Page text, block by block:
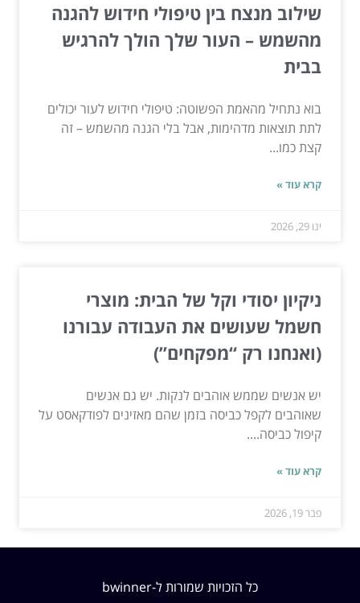
שילוב מנצח בין טיפולי חידוש להגנה
מהשמש – העור שלך הולך להרגיש
בבית
בוא נתחיל מהאמת הפשוטה: טיפולי חידוש לעור יכולים
לתת תוצאות מדהימות, אבל בלי הגנה מהשמש – זה
קצת כמו...
קרא עוד »
ינו 29, 2026
ניקיון יסודי וקל של הבית: מוצרי
חשמל שעושים את העבודה עבורנו
(ואנחנו רק “מפקחים”)
יש אנשים שממש אוהבים לנקות. יש גם אנשים
שאוהבים לקפל כביסה בזמן שהם מאזינים לפודקאסט על
קיפול כביסה....
קרא עוד »
פבר 19, 2026
כל הזכויות שמורות ל-bwinner